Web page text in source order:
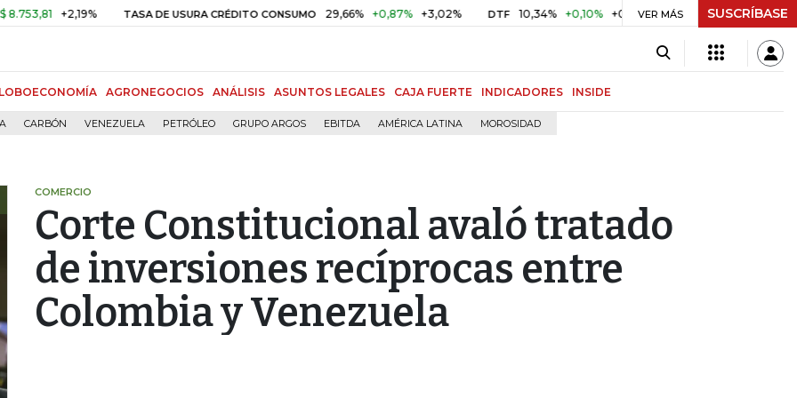
+2,19% TASA DE USURA CRÉDITO CONSUMO 29,66% +0,87% +3,02% DTF 10,34% +0,10% +0,98% UVR $ 416,86 +$ 0,05 +0,01%
VER MÁS SUSCRÍBASE
AGRONEGOCIOS ANÁLISIS ASUNTOS LEGALES CAJA FUERTE INDICADORES INSIDE
CARBÓN VENEZUELA PETRÓLEO GRUPO ARGOS EBITDA AMÉRICA LATINA MOROSIDAD
COMERCIO
Corte Constitucional avaló tratado
de inversiones recíprocas entre
Colombia y Venezuela